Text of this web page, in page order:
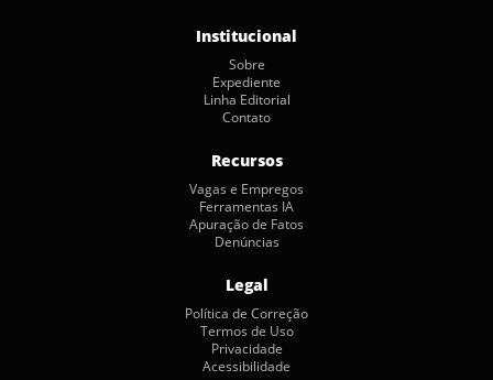
Institucional
Sobre
Expediente
Linha Editorial
Contato
Recursos
Vagas e Empregos
Ferramentas IA
Apuração de Fatos
Denúncias
Legal
Política de Correção
Termos de Uso
Privacidade
Acessibilidade